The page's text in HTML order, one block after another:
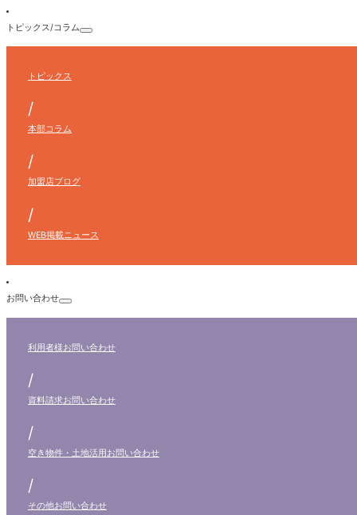
トピックス/コラム
トピックス
/
本部コラム
/
加盟店ブログ
/
WEB掲載ニュース
お問い合わせ
利用者様お問い合わせ
/
資料請求お問い合わせ
/
空き物件・土地活用お問い合わせ
/
その他お問い合わせ